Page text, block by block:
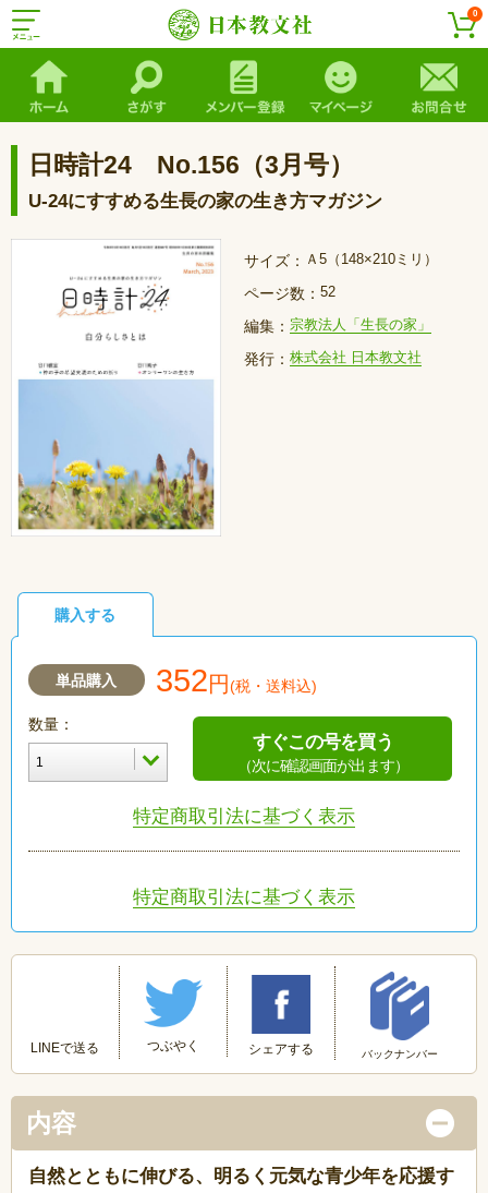
0
日時計24 No.156（3月号）
U-24にすすめる生長の家の生き方マガジン
サイズ： Ａ5（148×210ミリ）
ページ数： 52
編集： 宗教法人「生長の家」
発行： 株式会社 日本教文社
購入する
単品購入 352円(税・送料込)
数量：
すぐこの号を買う
（次に確認画面が出ます）
特定商取引法に基づく表示
特定商取引法に基づく表示
LINEで送る つぶやく シェアする バックナンバー
内容
自然とともに伸びる、明るく元気な青少年を応援す